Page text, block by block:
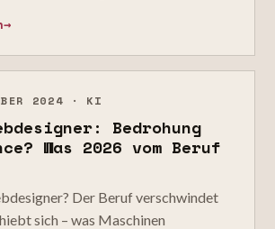
→
2024 · KI
Bedrohung
Was 2026 vom Beruf
Der Beruf verschwindet
sich – was Maschinen